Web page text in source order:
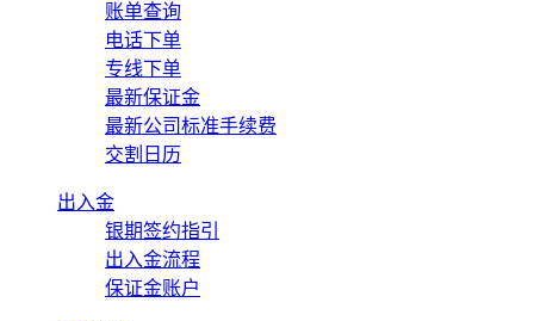
账单查询
电话下单
专线下单
最新保证金
最新公司标准手续费
交割日历
出入金
银期签约指引
出入金流程
保证金账户